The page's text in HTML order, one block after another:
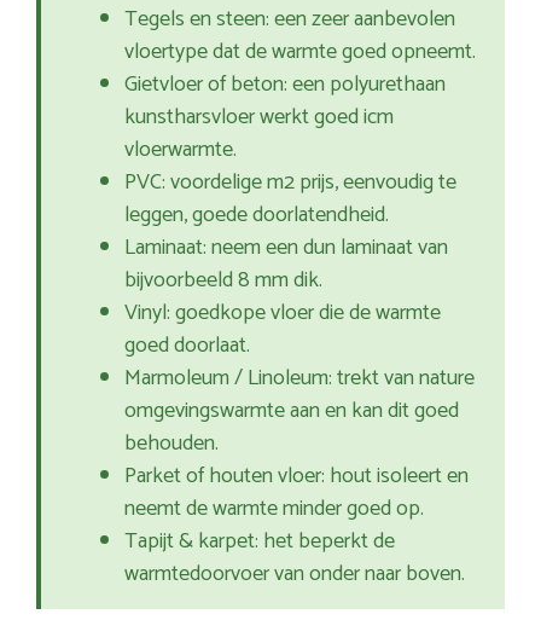
Tegels en steen: een zeer aanbevolen
vloertype dat de warmte goed opneemt.
Gietvloer of beton: een polyurethaan
kunstharsvloer werkt goed icm
vloerwarmte.
PVC: voordelige m2 prijs, eenvoudig te
leggen, goede doorlatendheid.
Laminaat: neem een dun laminaat van
bijvoorbeeld 8 mm dik.
Vinyl: goedkope vloer die de warmte
goed doorlaat.
Marmoleum / Linoleum: trekt van nature
omgevingswarmte aan en kan dit goed
behouden.
Parket of houten vloer: hout isoleert en
neemt de warmte minder goed op.
Tapijt & karpet: het beperkt de
warmtedoorvoer van onder naar boven.